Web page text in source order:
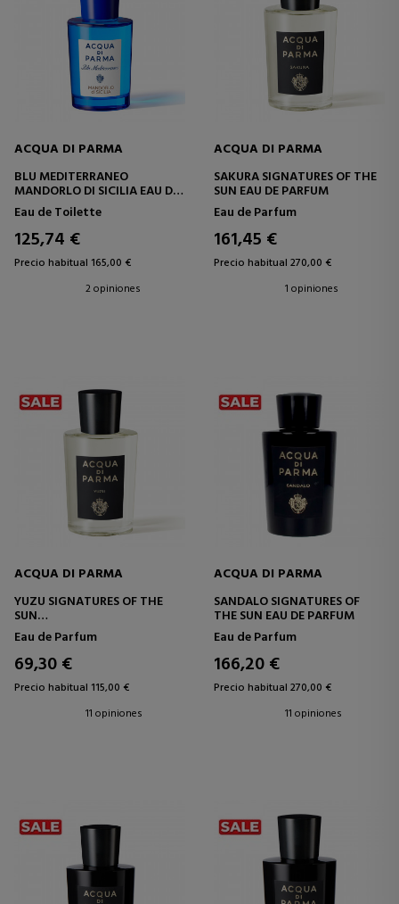
ACQUA DI PARMA
BLU MEDITERRANEO
MANDORLO DI SICILIA EAU DE
TOILETTE
Eau de Toilette
125,74 €
Precio habitual 165,00 €
2 opiniones
ACQUA DI PARMA
SAKURA SIGNATURES OF THE
SUN EAU DE PARFUM
Eau de Parfum
161,45 €
Precio habitual 270,00 €
1 opiniones
ACQUA DI PARMA
YUZU SIGNATURES OF THE
SUN
EAU DE PARFUM
Eau de Parfum
69,30 €
Precio habitual 115,00 €
11 opiniones
ACQUA DI PARMA
SANDALO SIGNATURES OF
THE SUN EAU DE PARFUM
Eau de Parfum
166,20 €
Precio habitual 270,00 €
11 opiniones